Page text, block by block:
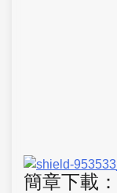
簡章下載：